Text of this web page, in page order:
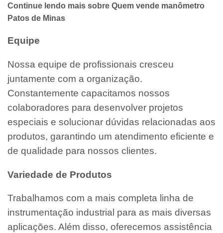
Continue lendo mais sobre Quem vende manômetro
Patos de Minas
Equipe
Nossa equipe de profissionais cresceu
juntamente com a organização.
Constantemente capacitamos nossos
colaboradores para desenvolver projetos
especiais e solucionar dúvidas relacionadas aos
produtos, garantindo um atendimento eficiente e
de qualidade para nossos clientes.
Variedade de Produtos
Trabalhamos com a mais completa linha de
instrumentação industrial para as mais diversas
aplicações. Além disso, oferecemos assistência